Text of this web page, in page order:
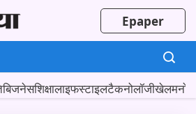
Epaper
बिजनेसशिक्षालाइफस्टाइलटैकनोलॉजीखेल